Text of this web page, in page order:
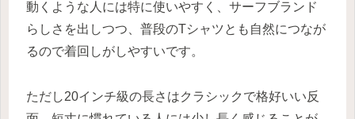
動くような人には特に使いやすく、サーフブランド
らしさを出しつつ、普段のTシャツとも自然につなが
るので着回しがしやすいです。
ただし20インチ級の長さはクラシックで格好いい反